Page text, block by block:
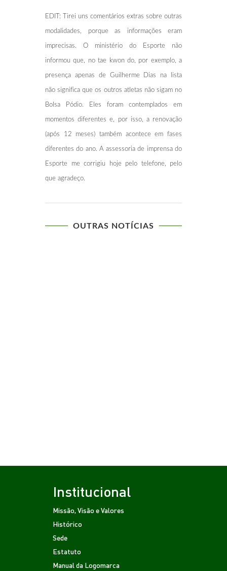
EDIT: Tirei uns comentários extras sobre outras
modalidades, porque as informações eram
imprecisas. O ministério do Esporte não
informou que, no tae kwon do, por exemplo, a
presença apenas de Guilherme Dias na lista
não significa que os outros atletas não sigam no
Bolsa Pódio. Eles foram contemplados em
momentos diferentes e, por isso, a renovação
(após 12 meses) também acontece em fases
diferentes do ano. A assessoria de imprensa do
Esporte me corrigiu hoje pelo telefone, pelo
que agradeço.
OUTRAS NOTÍCIAS
Institucional
Missão, Visão e Valores
Histórico
Sede
Estatuto
Manual da Logomarca